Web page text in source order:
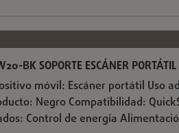
BK SOPORTE ESCÁNER
móvil: Escáner portátil Uso
Negro Compatibilidad:
Control de energía